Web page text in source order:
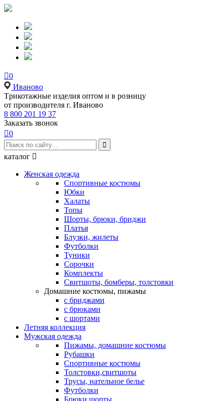
0
Иваново
Tрикотажные изделия оптом и в розницу
от производителя г. Иваново
8 800 201 19 37
Заказать звонок
0

каталог 
Женская одежда
Спортивные костюмы
Юбки
Халаты
Топы
Шорты, брюки, бриджи
Платья
Блузки, жилеты
Футболки
Туники
Сорочки
Комплекты
Свитшоты, бомберы, толстовки
Домашние костюмы, пижамы
с бриджами
с брюками
с шортами
Летняя коллекция
Мужская одежда
Пижамы, домашние костюмы
Рубашки
Спортивные костюмы
Толстовки,свитшоты
Трусы, нательное белье
Футболки
Брюки,шорты